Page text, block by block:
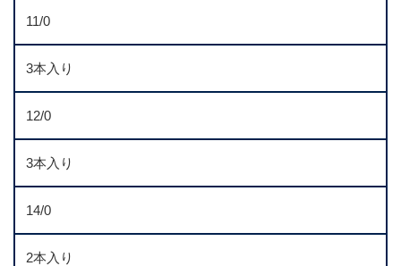
11/0
3本入り
12/0
3本入り
14/0
2本入り